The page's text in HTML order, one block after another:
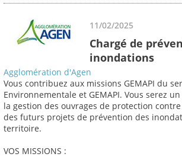
11/02/2025
Chargé de
inondations
Agglomération d'Agen
Vous contribuez aux missions GEMAPI du
Environnementale et GEMAPI. Vous serez
la gestion des ouvrages de protection
des futurs projets de prévention des
territoire.
VOS MISSIONS :